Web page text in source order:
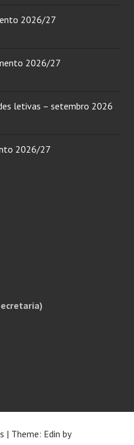
2026/27
2026/27
letivas – setembro 2026
2026/27
| Theme: Edin by